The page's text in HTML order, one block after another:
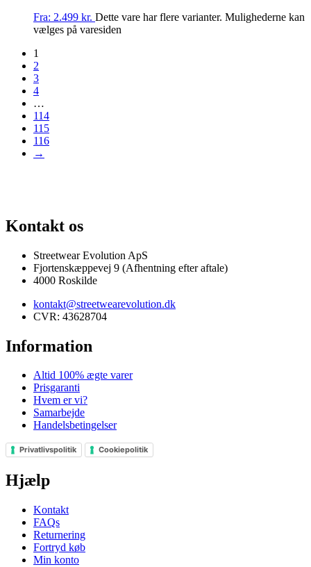
Fra: 2.499 kr. Dette vare har flere varianter. Mulighederne kan
vælges på varesiden
1
2
3
4
…
114
115
116
→
Kontakt os
Streetwear Evolution ApS
Fjortenskæppevej 9 (Afhentning efter aftale)
4000 Roskilde
kontakt@streetwearevolution.dk
CVR: 43628704
Information
Altid 100% ægte varer
Prisgaranti
Hvem er vi?
Samarbejde
Handelsbetingelser
Privatlivspolitik Cookiepolitik
Hjælp
Kontakt
FAQs
Returnering
Fortryd køb
Min konto